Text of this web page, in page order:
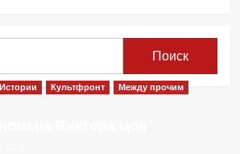
Истории Культфронт
Между прочим